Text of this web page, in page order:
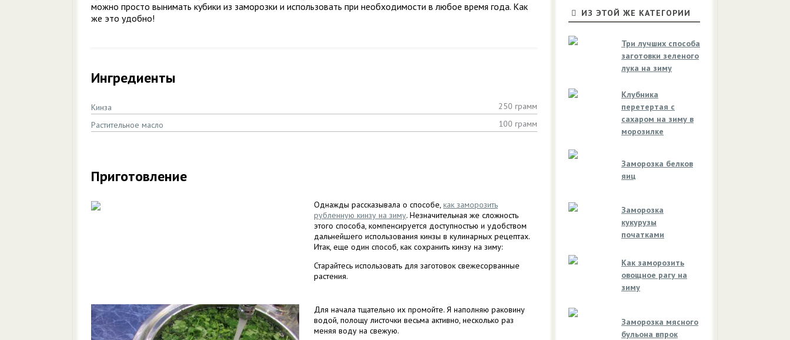
можно просто вынимать кубики из заморозки и использовать при необходимости в любое время года. Как
же это удобно!
Ингредиенты
Кинза
250 грамм
Растительное масло
100 грамм
Приготовление
Однажды рассказывала о способе, как заморозить
рубленную кинзу на зиму. Незначительная же сложность
этого способа, компенсируется доступностью и удобством
дальнейшего использования кинзы в кулинарных рецептах.
Итак, еще один способ, как сохранить кинзу на зиму:
Старайтесь использовать для заготовок свежесорванные
растения.
Для начала тщательно их промойте. Я наполняю раковину
водой, полощу листочки весьма активно, несколько раз
меняя воду на свежую.
ИЗ ЭТОЙ ЖЕ КАТЕГОРИИ
Три лучших способа
заготовки зеленого
лука на зиму
Клубника
перетертая с
сахаром на зиму в
морозилке
Заморозка белков
яиц
Заморозка
кукурузы
початками
Как заморозить
овощное рагу на
зиму
Заморозка мясного
бульона впрок